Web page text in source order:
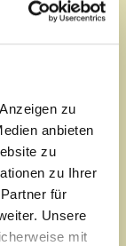
zu
anbieten
zu
zu Ihrer
für
Unsere
mit